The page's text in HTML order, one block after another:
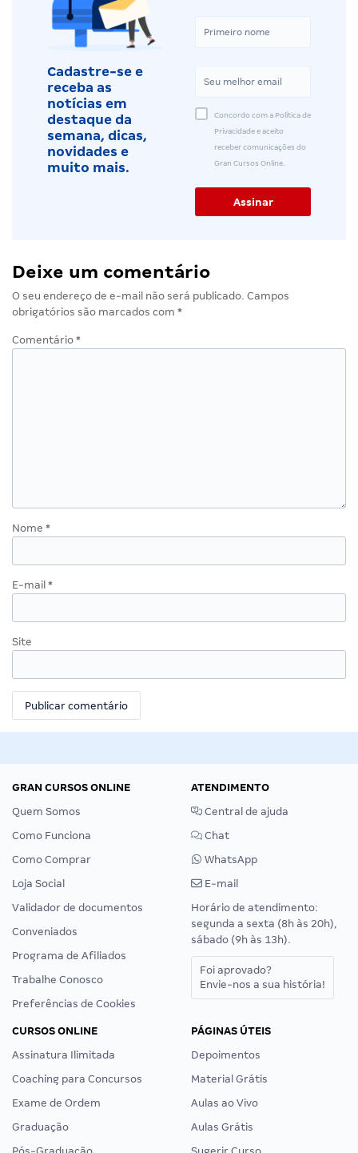
Cadastre-se e
receba as
notícias em
destaque da
semana, dicas,
novidades e
muito mais.
Concordo com a Política de
Privacidade e aceito
receber comunicações do
Gran Cursos Online.
Deixe um comentário
O seu endereço de e-mail não será publicado. Campos
obrigatórios são marcados com *
Comentário *
Nome *
E-mail *
Site
GRAN CURSOS ONLINE
Quem Somos
Como Funciona
Como Comprar
Loja Social
Validador de documentos
Conveniados
Programa de Afiliados
Trabalhe Conosco
Preferências de Cookies
ATENDIMENTO
Central de ajuda
Chat
WhatsApp
E-mail
Horário de atendimento:
segunda a sexta (8h às 20h),
sábado (9h às 13h).
Foi aprovado?
Envie-nos a sua história!
CURSOS ONLINE
Assinatura Ilimitada
Coaching para Concursos
Exame de Ordem
Graduação
PÁGINAS ÚTEIS
Depoimentos
Material Grátis
Aulas ao Vivo
Aulas Grátis